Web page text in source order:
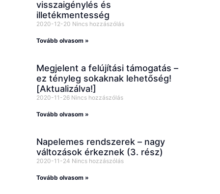
visszaigénylés és
illetékmentesség
2020-12-20 Nincs hozzászólás
Tovább olvasom »
Megjelent a felújítási támogatás –
ez tényleg sokaknak lehetőség!
[Aktualizálva!]
2020-11-26 Nincs hozzászólás
Tovább olvasom »
Napelemes rendszerek – nagy
változások érkeznek (3. rész)
2020-11-24 Nincs hozzászólás
Tovább olvasom »